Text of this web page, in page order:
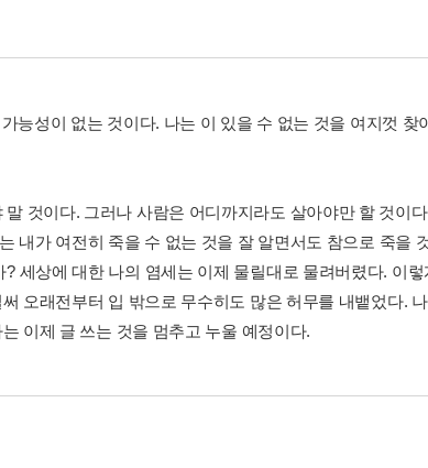
능성이 없는 것이다. 나는 이 있을 수 없는 것을 여지껏 찾
것이다. 그러나 사람은 어디까지라도 살아야만 할 것이
내가 여전히 죽을 수 없는 것을 잘 알면서도 참으로 죽을
세상에 대한 나의 염세는 이제 물릴대로 물려버렸다. 이렇
오래전부터 입 밖으로 무수히도 많은 허무를 내뱉었다.
이제 글 쓰는 것을 멈추고 누울 예정이다.